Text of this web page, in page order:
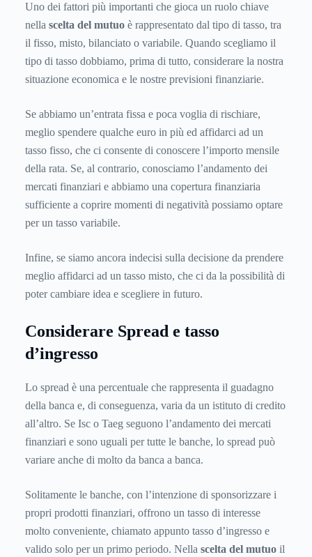
Uno dei fattori più importanti che gioca un ruolo chiave
nella scelta del mutuo è rappresentato dal tipo di tasso, tra
il fisso, misto, bilanciato o variabile. Quando scegliamo il
tipo di tasso dobbiamo, prima di tutto, considerare la nostra
situazione economica e le nostre previsioni finanziarie.
Se abbiamo un’entrata fissa e poca voglia di rischiare,
meglio spendere qualche euro in più ed affidarci ad un
tasso fisso, che ci consente di conoscere l’importo mensile
della rata. Se, al contrario, conosciamo l’andamento dei
mercati finanziari e abbiamo una copertura finanziaria
sufficiente a coprire momenti di negatività possiamo optare
per un tasso variabile.
Infine, se siamo ancora indecisi sulla decisione da prendere
meglio affidarci ad un tasso misto, che ci da la possibilità di
poter cambiare idea e scegliere in futuro.
Considerare Spread e tasso
d’ingresso
Lo spread è una percentuale che rappresenta il guadagno
della banca e, di conseguenza, varia da un istituto di credito
all’altro. Se Isc o Taeg seguono l’andamento dei mercati
finanziari e sono uguali per tutte le banche, lo spread può
variare anche di molto da banca a banca.
Solitamente le banche, con l’intenzione di sponsorizzare i
propri prodotti finanziari, offrono un tasso di interesse
molto conveniente, chiamato appunto tasso d’ingresso e
valido solo per un primo periodo. Nella scelta del mutuo il